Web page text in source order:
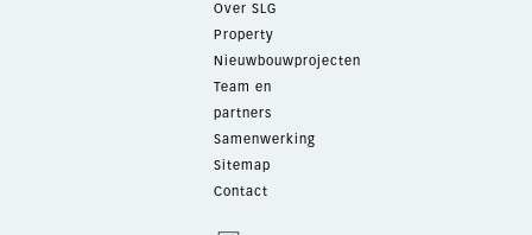
Over SLG
Property
Nieuwbouwprojecten
Team en
partners
Samenwerking
Sitemap
Contact